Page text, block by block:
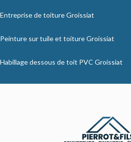
Entreprise de toiture Groissiat
Peinture sur tuile et toiture Groissiat
Habillage dessous de toit PVC Groissiat